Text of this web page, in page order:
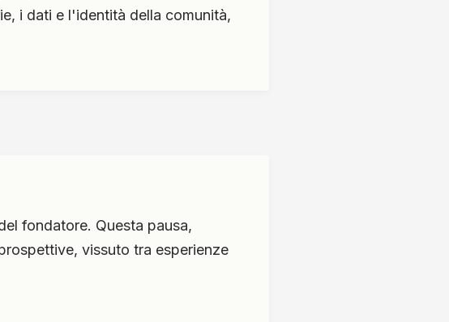
i dati e l'identità della comunità,
fondatore. Questa pausa,
vissuto tra esperienze